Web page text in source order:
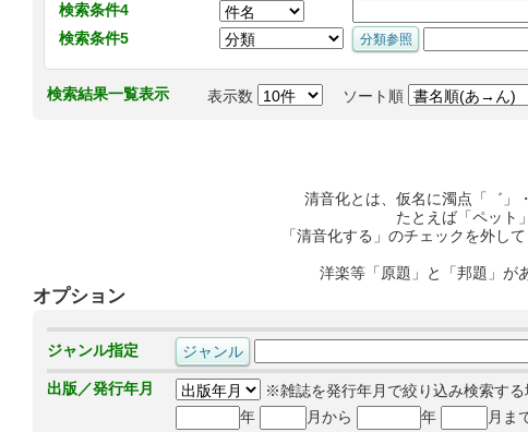
検索条件4
検索条件5
検索結果一覧表示 表示数 ソート順
清音化とは、仮名に濁点「゛」
たとえば「ペット
「清音化する」のチェックを外し
洋楽等「原題」と「邦題」が
オプション
ジャンル指定
出版／発行年月
※雑誌を発行年月で絞り込み検索する
年
月から 年 月ま